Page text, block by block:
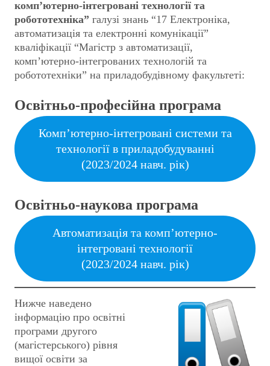
комп’ютерно-інтегровані технології та
робототехніка” галузі знань “17 Електроніка,
автоматизація та електронні комунікації”
кваліфікації “Магістр з автоматизації,
комп’ютерно-інтегрованих технологій та
робототехніки” на приладобудівному факультеті:
Освітньо-професійна програма
Комп’ютерно-інтегровані системи та
технології в приладобудуванні
(2023/2024 навч. рік)
Освітньо-наукова програма
Автоматизація та комп’ютерно-
інтегровані технології
(2023/2024 навч. рік)
Нижче наведено
інформацію про освітні
програми другого
(магістерського) рівня
вищої освіти за